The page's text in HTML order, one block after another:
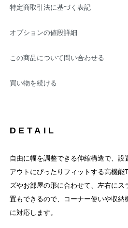
特定商取引法に基づく表記
オプションの値段詳細
この商品について問い合わせる
買い物を続ける
DETAIL
自由に幅を調整できる伸縮構造で、設
アウトにぴったりフィットする高機能
ズやお部屋の形に合わせて、左右に
置もできるので、コーナー使いや収納
に対応します。